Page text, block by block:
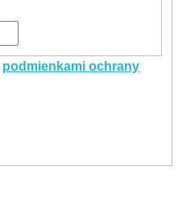
podmienkami ochrany